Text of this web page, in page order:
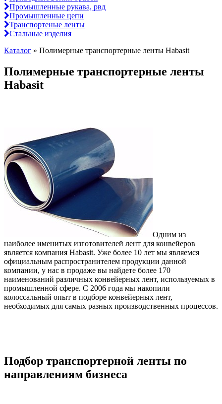
Промышленные рукава, рвд
Промышленные цепи
Транспортеные ленты
Стальные изделия
Каталог » Полимерные транспортерные ленты Habasit
Полимерные транспортерные ленты
Habasit
Одним из
наиболее именитых изготовителей лент для конвейеров
является компания Habasit. Уже более 10 лет мы являемся
официальным распространителем продукции данной
компании, у нас в продаже вы найдете более 170
наименований различных конвейерных лент, используемых в
промышленной сфере. С 2006 года мы накопили
колоссальный опыт в подборе конвейерных лент,
необходимых для самых разных производственных процессов.
Подбор транспортерной ленты по
направлениям бизнеса